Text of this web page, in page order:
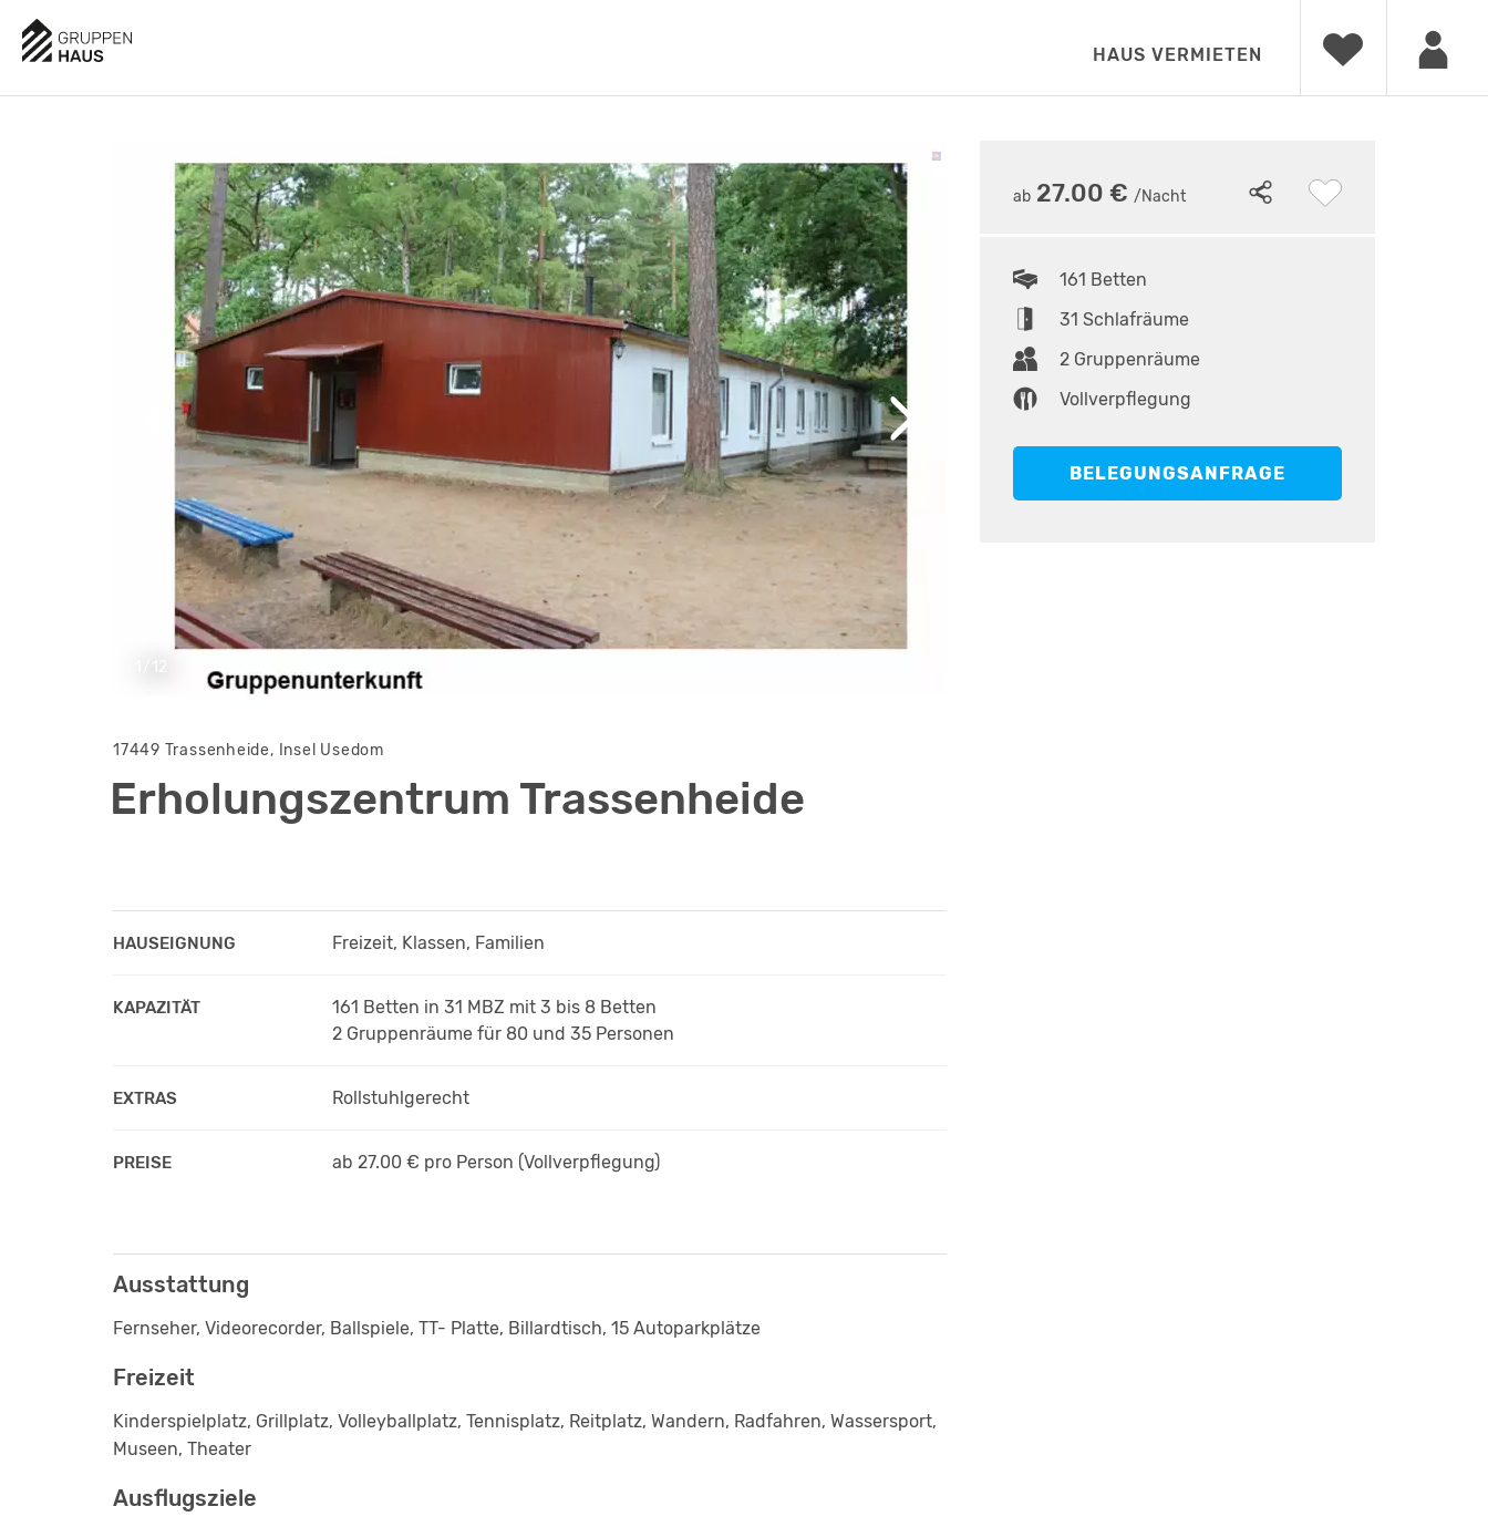
HAUS VERMIETEN
AUSSTATTUNG
17449 Trassenheide, Insel Usedom
Erholungszentrum Trassenheide
HAUSEIGNUNG Freizeit, Klassen, Familien
KAPAZITÄT 161 Betten in 31 MBZ mit 3 bis 8 Betten
2 Gruppenräume für 80 und 35 Personen
EXTRAS Rollstuhlgerecht
PREISE ab 27.00 € pro Person (Vollverpflegung)
Ausstattung
Fernseher, Videorecorder, Ballspiele, TT- Platte, Billardtisch, 15 Autoparkplätze
Freizeit
Kinderspielplatz, Grillplatz, Volleyballplatz, Tennisplatz, Reitplatz, Wandern, Radfahren, Wassersport,
Museen, Theater
Ausflugsziele
ab 27.00 €/Nacht
161 Betten
31 Schlafräume
2 Gruppenräume
Vollverpflegung
BELEGUNGSANFRAGE